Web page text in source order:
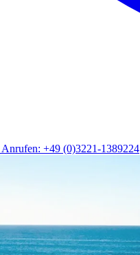
Anrufen: +49 (0)3221-1389224